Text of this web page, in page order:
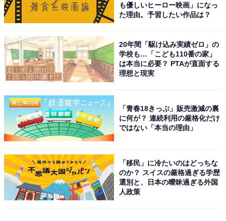
も優しいヒーロー映画」になっ
た理由。予習したい作品は？
20年間「駆け込み実績ゼロ」の
学校も…「こども110番の家」
は本当に必要？ PTAが直面する
理想と現実
「青春18きっぷ」販売激減の裏
に何が？ 連続利用の厳格化だけ
ではない「本当の理由」
「移民」に冷たいのはどっちな
のか？ スイスの厳格過ぎる学歴
選別と、日本の曖昧過ぎる外国
人政策